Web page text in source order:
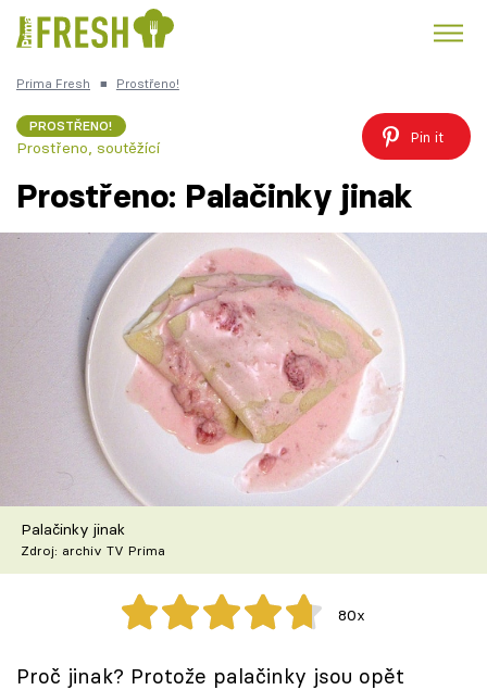
Česká kuchyně
Témata
Recepty
Články
TV Program
Škola vaření
Recepty z TV
Speciál: Cuketa
Těhotnej kuchař
Prima Fresh ■ Prostřeno!
PROSTŘENO!
Prostřeno, soutěžící
Pin it
Prostřeno: Palačinky jinak
Palačinky jinak
Zdroj: archiv TV Prima
80x
Proč jinak? Protože palačinky jsou opět